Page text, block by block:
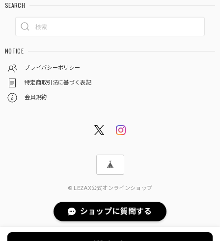
SEARCH
NOTICE
プライバシーポリシー
特定商取引法に基づく表記
会員規約
© LEZAX公式オンラインショップ
ショップに質問する